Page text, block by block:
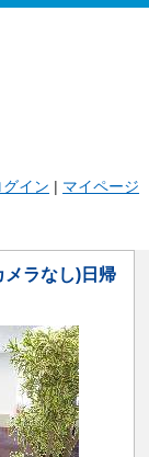
グイン | マイページ
メラなし)日帰